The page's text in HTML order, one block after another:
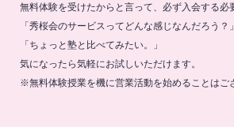
無料体験を受けたからと言って、必ず入会する必
「秀桜会のサービスってどんな感じなんだろう？」
「ちょっと塾と比べてみたい。」
気になったら気軽にお試しいただけます。
※無料体験授業を機に営業活動を始めることはご